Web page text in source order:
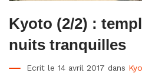
Kyoto (2/2) :
nuits tranquilles
Ecrit le 14 avril 2017 dans